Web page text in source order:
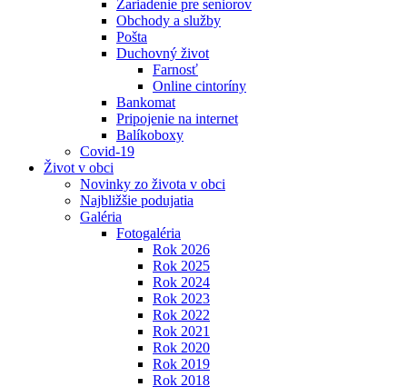
Zariadenie pre seniorov
Obchody a služby
Pošta
Duchovný život
Farnosť
Online cintoríny
Bankomat
Pripojenie na internet
Balíkoboxy
Covid-19
Život v obci
Novinky zo života v obci
Najbližšie podujatia
Galéria
Fotogaléria
Rok 2026
Rok 2025
Rok 2024
Rok 2023
Rok 2022
Rok 2021
Rok 2020
Rok 2019
Rok 2018